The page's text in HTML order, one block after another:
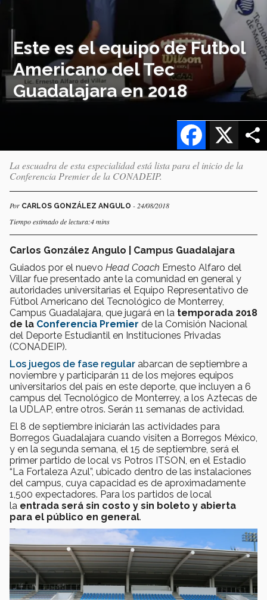
Este es el equipo de Futbol
Americano del Tec
Guadalajara en 2018
X
Facebook
La escuadra de esta especialidad está lista para el inicio de la
Conferencia Premier de la CONADEIP.
Por CARLOS GONZÁLEZ ANGULO - 24/08/2018
Tiempo estimado de lectura:4 mins
Carlos González Angulo | Campus Guadalajara
Guiados por el nuevo Head Coach Ernesto Alfaro del
Villar fue presentado ante la comunidad en general y
autoridades universitarias el Equipo Representativo de
Fútbol Americano del Tecnológico de Monterrey,
Campus Guadalajara, que jugará en la temporada 2018
de la Conferencia Premier de la Comisión Nacional
del Deporte Estudiantil en Instituciones Privadas
(CONADEIP).
Los juegos de fase regular abarcan de septiembre a
noviembre y participarán 11 de los mejores equipos
universitarios del país en este deporte, que incluyen a 6
campus del Tecnológico de Monterrey, a los Aztecas de
la UDLAP, entre otros. Serán 11 semanas de actividad.
El 8 de septiembre iniciarán las actividades para
Borregos Guadalajara cuando visiten a Borregos México,
y en la segunda semana, el 15 de septiembre, será el
primer partido de local vs Potros ITSON, en el Estadio
“La Fortaleza Azul”, ubicado dentro de las instalaciones
del campus, cuya capacidad es de aproximadamente
1,500 expectadores. Para los partidos de local
la entrada será sin costo y sin boleto y abierta
para el público en general.